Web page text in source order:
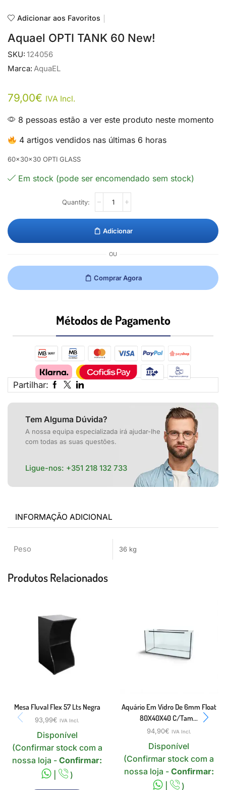
Adicionar aos Favoritos
Aquael OPTI TANK 60 New!
SKU: 124056
Marca: AquaEL
79,00€ IVA Incl.
8 pessoas estão a ver este produto neste momento
4 artigos vendidos nas últimas 6 horas
60×30×30 OPTI GLASS
Em stock (pode ser encomendado sem stock)
Adicionar
OU
Comprar Agora
Métodos de Pagamento​
Partilhar:
Tem Alguma Dúvida?
A nossa equipa especializada irá ajudar-lhe
com todas as suas questões.
Ligue-nos: +351 218 132 733
INFORMAÇÃO ADICIONAL
Peso 36 kg
Produtos Relacionados
Mesa Fluval Flex 57 Lts Negra
93,99€ IVA Incl.
Disponível
(Confirmar stock com a
nossa loja -Confirmar:
|
)
Aquário Em Vidro De 6mm Float
80X40X40 C/tam...
94,90€ IVA Incl.
Disponível
(Confirmar stock com a
nossa loja - Confirmar:
|
)